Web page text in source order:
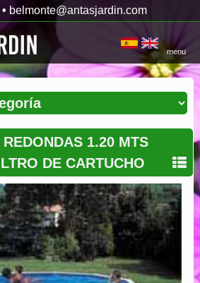
• belmonte@antasjardin.com
menu
1.20 MTS
DE CARTUCHO